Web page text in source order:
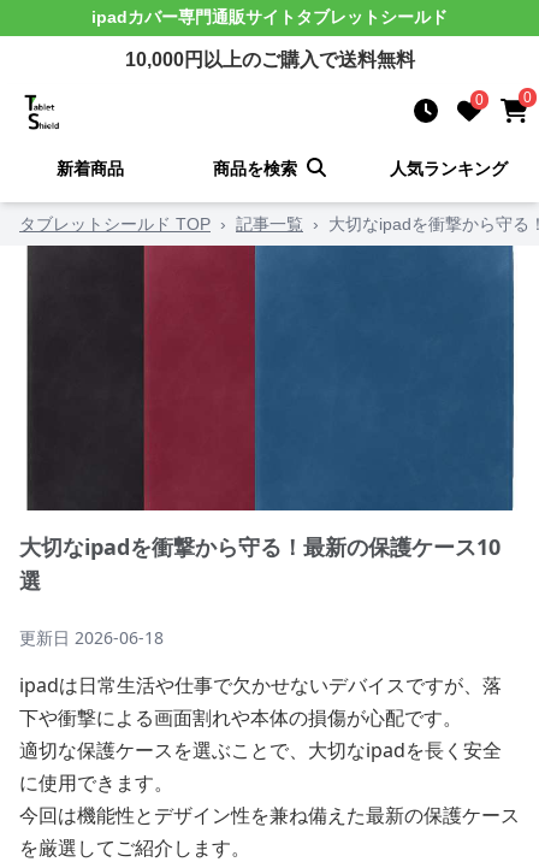
ipadカバー専門通販サイト タブレットシールド
10,000円以上のご購入で送料無料
0 0
新着商品 商品を検索 人気ランキング
タブレットシールド TOP › 記事一覧 › 大切なipadを衝撃から守る
大切なipadを衝撃から守る！最新の保護ケース10
選
更新日 2026-06-18
ipadは日常生活や仕事で欠かせないデバイスですが、落
下や衝撃による画面割れや本体の損傷が心配です。
適切な保護ケースを選ぶことで、大切なipadを長く安全
に使用できます。
今回は機能性とデザイン性を兼ね備えた最新の保護ケース
を厳選してご紹介します。